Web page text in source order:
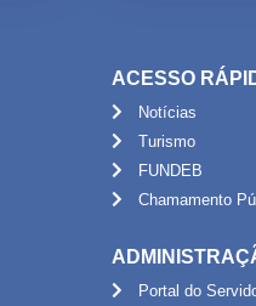
ACESSO
Notícias
Turismo
FUNDEB
Chamamento
Portal do